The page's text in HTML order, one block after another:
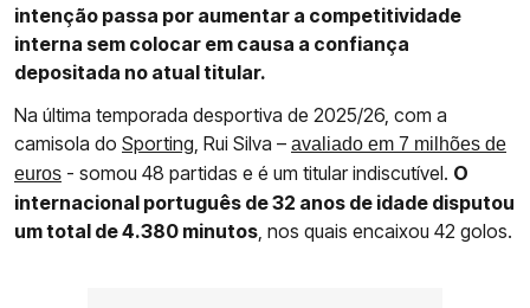
intenção passa por aumentar a competitividade
interna sem colocar em causa a confiança
depositada no atual titular.
Na última temporada desportiva de 2025/26, com a
camisola do Sporting , Rui Silva – avaliado em 7 milhões de
euros - somou 48 partidas e é um titular indiscutível. O
internacional português de 32 anos de idade disputou
um total de 4.380 minutos , nos quais encaixou 42 golos.